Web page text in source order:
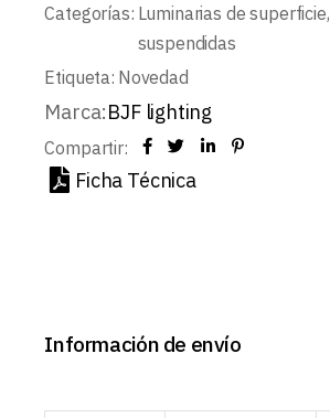
Categorías: Luminarias de superficie,
suspendidas
Etiqueta: Novedad
Marca:BJF lighting
Compartir:
Ficha Técnica
Información de envío